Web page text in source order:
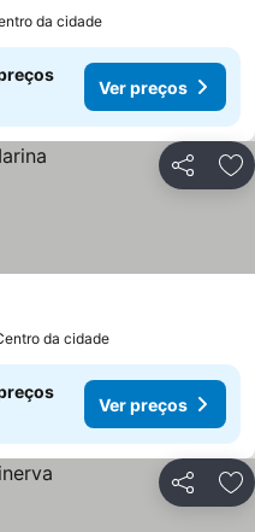
da cidade
Ver preços
Partilhar
da cidade
Ver preços
Partilhar